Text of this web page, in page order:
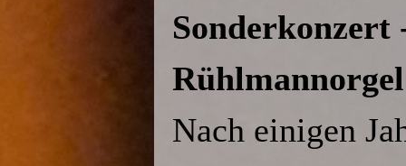
Sonderkonzert
Nach einigen